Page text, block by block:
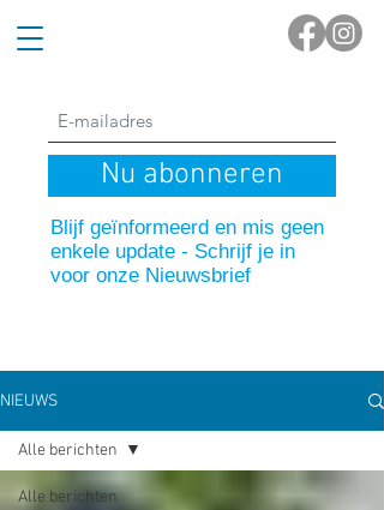
Nu abonneren
Blijf geïnformeerd en mis geen
enkele update - Schrijf je in
voor onze Nieuwsbrief
NIEUWS
Alle berichten
Alle berichten